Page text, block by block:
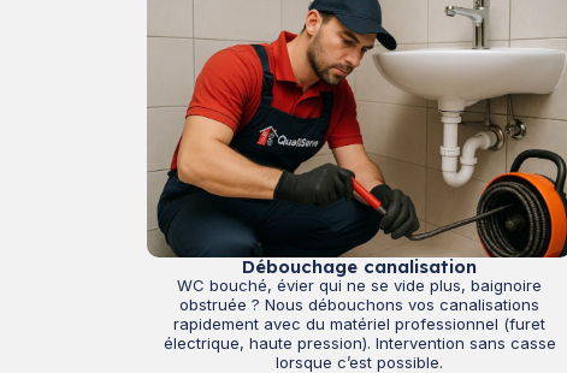
Débouchage canalisation
WC bouché, évier qui ne se vide plus, baignoire
obstruée ? Nous débouchons vos canalisations
rapidement avec du matériel professionnel (furet
électrique, haute pression). Intervention sans casse
lorsque c’est possible.